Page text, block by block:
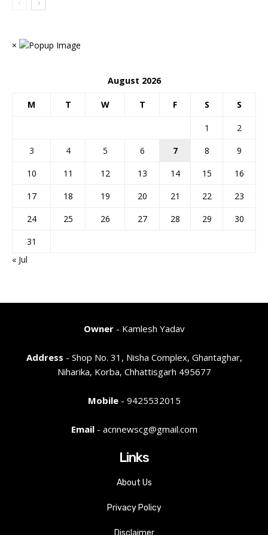
×
August 2026
M T W T F S S
1
2
3
4 5 6 7 8
9
10
11 12 13 14 15
16
17
18 19 20 21 22
23
24
25 26 27 28 29
30
31
« Jul
Owner- Kamlesh Yadav
Address - Shop No. 31, Nisha Complex, Ghantaghar,
Niharika, Korba, Chhattisgarh 495677
Mobile- 9425532015
Email- acnnewscg@gmail.com
Links
About Us
Privacy Policy
Disclaimer